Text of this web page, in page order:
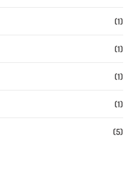
(1)
(1)
(1)
(1)
(5)